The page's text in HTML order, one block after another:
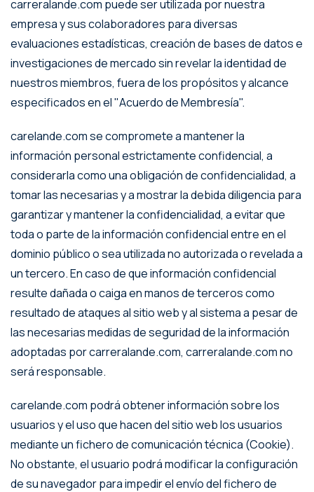
carreralande.com puede ser utilizada por nuestra
empresa y sus colaboradores para diversas
evaluaciones estadísticas, creación de bases de datos e
investigaciones de mercado sin revelar la identidad de
nuestros miembros, fuera de los propósitos y alcance
especificados en el "Acuerdo de Membresía".
carelande.com se compromete a mantener la
información personal estrictamente confidencial, a
considerarla como una obligación de confidencialidad, a
tomar las necesarias y a mostrar la debida diligencia para
garantizar y mantener la confidencialidad, a evitar que
toda o parte de la información confidencial entre en el
dominio público o sea utilizada no autorizada o revelada a
un tercero. En caso de que información confidencial
resulte dañada o caiga en manos de terceros como
resultado de ataques al sitio web y al sistema a pesar de
las necesarias medidas de seguridad de la información
adoptadas por carreralande.com, carreralande.com no
será responsable.
carelande.com podrá obtener información sobre los
usuarios y el uso que hacen del sitio web los usuarios
mediante un fichero de comunicación técnica (Cookie).
No obstante, el usuario podrá modificar la configuración
de su navegador para impedir el envío del fichero de